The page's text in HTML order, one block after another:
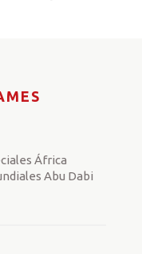
África
Abu Dabi